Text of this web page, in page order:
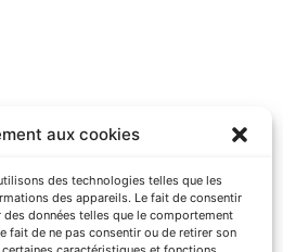
aux cookies
des technologies telles que les
des appareils. Le fait de consentir
données telles que le comportement
fait de ne pas consentir ou de retirer son